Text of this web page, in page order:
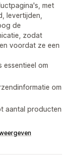
met
levertijden,
de
zodat
voordat ze een
essentieel om
om
aantal producten